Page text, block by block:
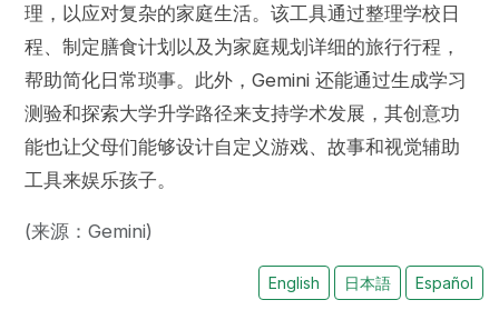
理，以应对复杂的家庭生活。该工具通过整理学校日
程、制定膳食计划以及为家庭规划详细的旅行行程，
帮助简化日常琐事。此外，Gemini 还能通过生成学习
测验和探索大学升学路径来支持学术发展，其创意功
能也让父母们能够设计自定义游戏、故事和视觉辅助
工具来娱乐孩子。
(来源：Gemini)
English 日本語 Español